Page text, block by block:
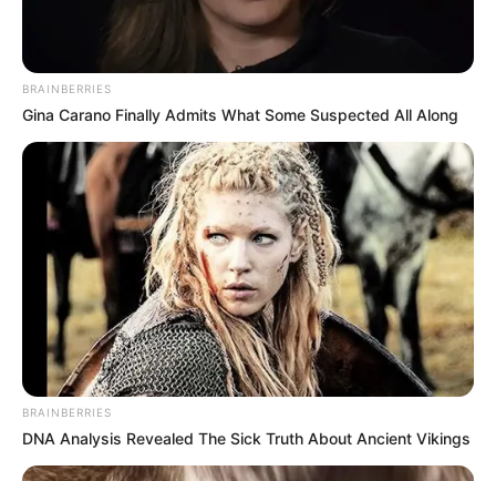
Le pronostic en or de Logic-Prono
Les meilleurs de ces pronostics sont sur la toute
nouvelle version du logiciel 100 % gratuitLogic-
BRAINBERRIES
Gina Carano Finally Admits What Some Suspected All Along
BRAINBERRIES
DNA Analysis Revealed The Sick Truth About Ancient Vikings